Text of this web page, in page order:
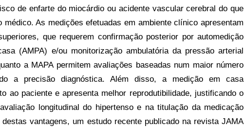
de enfarte do miocárdio ou acidente vascular cerebral do que
médico. As medições efetuadas em ambiente clínico apresentam
que requerem confirmação posterior por automedição
(AMPA) e/ou monitorização ambulatória da pressão arterial
a MAPA permitem avaliações baseadas num maior número
a precisão diagnóstica. Além disso, a medição em casa
ao paciente e apresenta melhor reprodutibilidade, justificando o
longitudinal do hipertenso e na titulação da medicação
vantagens, um estudo recente publicado na revista JAMA